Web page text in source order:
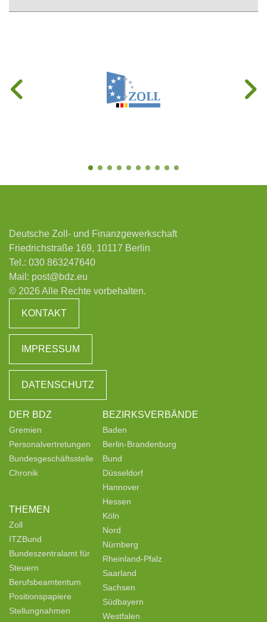
Deutsche Zoll- und Finanzgewerkschaft
Friedrichstraße 169, 10117 Berlin
Tel.: 030 863247640
Mail: post@bdz.eu
© 2026 Alle Rechte vorbehalten.
KONTAKT
IMPRESSUM
DATENSCHUTZ
DER BDZ
Gremien
Personalvertretungen
Bundesgeschäftsstelle
Chronik
THEMEN
Zoll
ITZBund
Bundeszentralamt für
Steuern
Berufsbeamtentum
Positionspapiere
Stellungnahmen
BEZIRKSVERBÄNDE
Baden
Berlin-Brandenburg
Bund
Düsseldorf
Hannover
Hessen
Köln
Nord
Nürnberg
Rheinland-Pfalz
Saarland
Sachsen
Südbayern
Westfalen